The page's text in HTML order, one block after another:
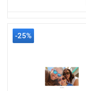
-25%